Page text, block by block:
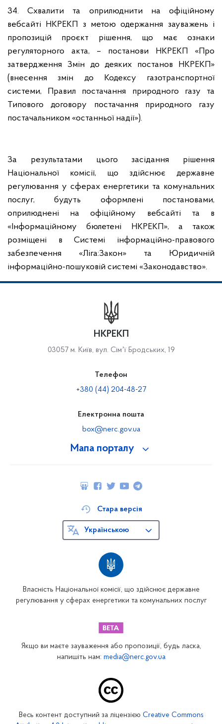
34. Схвалити та оприлюднити на офіційному
вебсайті НКРЕКП з метою одержання зауважень і
пропозицій проєкт рішення, що має ознаки
регуляторного акта, – постанови НКРЕКП «Про
затвердження Змін до деяких постанов НКРЕКП»
(внесення змін до Кодексу газотранспортної
системи, Правил постачання природного газу та
Типового договору постачання природного газу
постачальником «останньої надії»).
За результатами цього засідання рішення
Національної комісії, що здійснює державне
регулювання у сферах енергетики та комунальних
послуг, будуть оформлені постановами,
оприлюднені на офіційному вебсайті та в
«Інформаційному бюлетені НКРЕКП», а також
розміщені в Системі інформаційно-правового
забезпечення «Ліга:Закон» та Юридичній
інформаційно-пошуковій системі «Законодавство».
Мапа порталу
НКРЕКП
03057 м. Київ, вул. Сімʼї Бродських, 19
Телефон
+380 (44) 204-48-27
Електронна пошта
box@nerc.gov.ua
Власність Національної комісії, що здійснює державне
регулювання у сферах енергетики та комунальних послуг
Стара версія
Українською
Якщо ви маєте зауваження або пропозиції, будь ласка,
напишіть нам: media@nerc.gov.ua
Весь контент доступний за ліцензією Creative Commons